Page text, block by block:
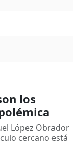
los
López Obrador
cercano está